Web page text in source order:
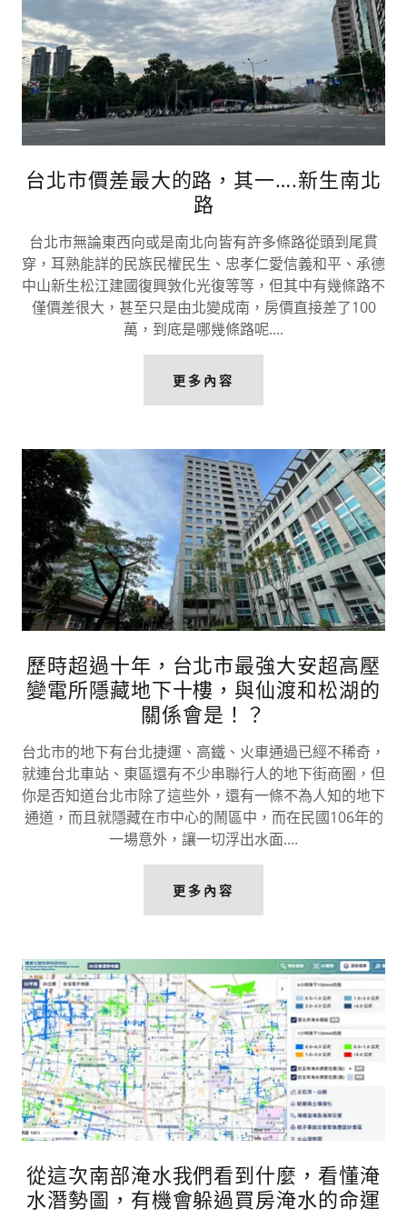
台北市價差最大的路，其一….新生南北
路
台北市無論東西向或是南北向皆有許多條路從頭到尾貫
穿，耳熟能詳的民族民權民生、忠孝仁愛信義和平、承德
中山新生松江建國復興敦化光復等等，但其中有幾條路不
僅價差很大，甚至只是由北變成南，房價直接差了100
萬，到底是哪幾條路呢....
更多內容
歷時超過十年，台北市最強大安超高壓
變電所隱藏地下十樓，與仙渡和松湖的
關係會是！？
台北市的地下有台北捷運、高鐵、火車通過已經不稀奇，
就連台北車站、東區還有不少串聯行人的地下街商圈，但
你是否知道台北市除了這些外，還有一條不為人知的地下
通道，而且就隱藏在市中心的鬧區中，而在民國106年的
一場意外，讓一切浮出水面....
更多內容
從這次南部淹水我們看到什麼，看懂淹
水潛勢圖，有機會躲過買房淹水的命運